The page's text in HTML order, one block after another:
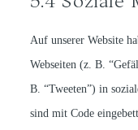
Auf unserer Website
Webseiten (z. B.
B. “Tweeten”) in
sind mit Code